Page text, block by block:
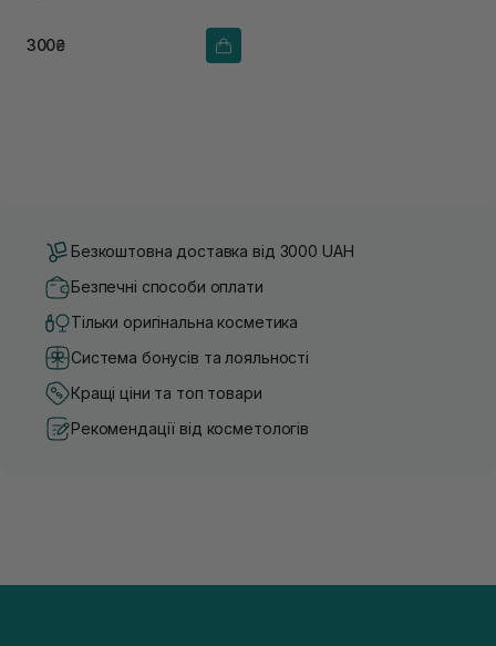
300₴
Безкоштовна доставка від 3000 UAH
Безпечні способи оплати
Тільки оригінальна косметика
Система бонусів та лояльності
Кращі ціни та топ товари
Рекомендації від косметологів